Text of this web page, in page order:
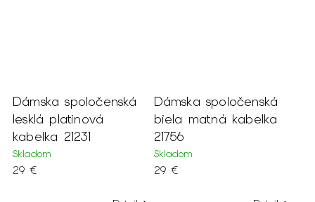
Dámska spoločenská
lesklá platinová
kabelka 21231
Skladom
29 €
Dámska spoločenská
biela matná kabelka
21756
Skladom
29 €